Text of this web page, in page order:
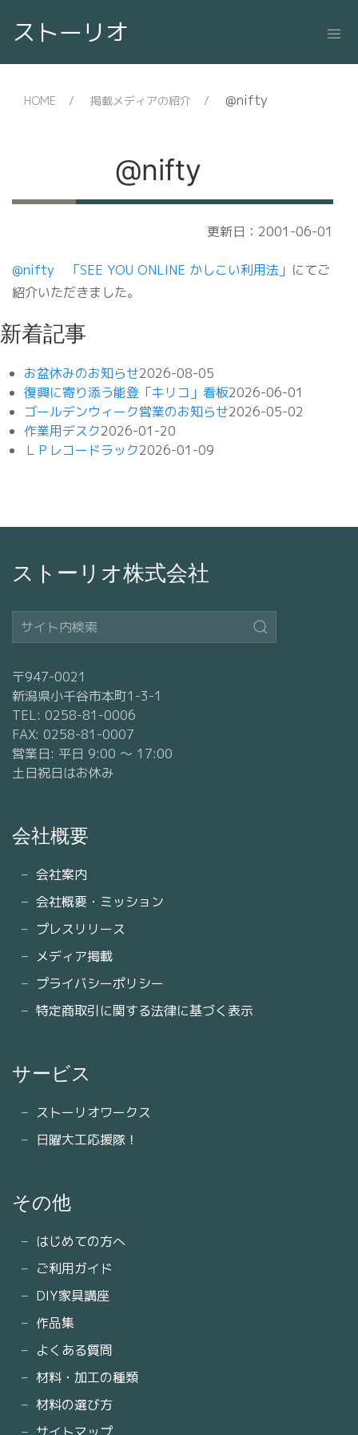
ストーリオ
HOME 掲載メディアの紹介 @nifty
@nifty
更新日：2001-06-01
@nifty 「SEE YOU ONLINE かしこい利用法」 にてご
紹介いただきました。
新着記事
お盆休みのお知らせ2026-08-05
復興に寄り添う能登「キリコ」看板2026-06-01
ゴールデンウィーク営業のお知らせ2026-05-02
作業用デスク2026-01-20
ＬＰレコードラック2026-01-09
ストーリオ株式会社
〒947-0021
新潟県小千谷市本町1-3-1
TEL: 0258-81-0006
FAX: 0258-81-0007
営業日: 平日 9:00 〜 17:00
土日祝日はお休み
会社概要
会社案内
会社概要・ミッション
プレスリリース
メディア掲載
プライバシーポリシー
特定商取引に関する法律に基づく表示
サービス
ストーリオワークス
日曜大工応援隊！
その他
はじめての方へ
ご利用ガイド
DIY家具講座
作品集
よくある質問
材料・加工の種類
材料の選び方